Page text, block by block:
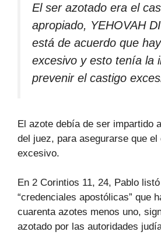
El ser azotado era el
apropiado, YEHOVAH
está de acuerdo que
excesivo y esto tenía la
prevenir el castigo
El azote debía de ser impartido
del juez, para asegurarse que
excesivo.
En 2 Corintios 11, 24, Pablo
“credenciales apostólicas” que
cuarenta azotes menos uno,
azotado por las autoridades